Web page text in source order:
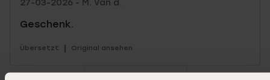
27-03-2026 - M. Van d.
Geschenk.
Übersetzt | Original ansehen